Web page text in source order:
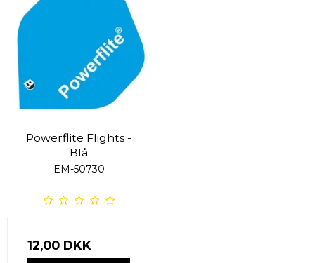
Powerflite Flights -
Blå
EM-50730
12,00 DKK